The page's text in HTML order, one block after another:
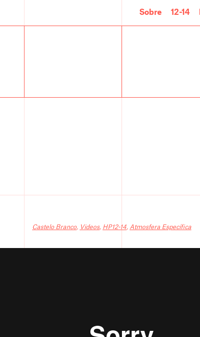
Sobre 12-14
Castelo Branco, Videos, HP12-14, Atmosfera Específica